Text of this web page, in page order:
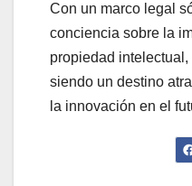
Con un marco legal
conciencia sobre la
propiedad
siendo un destino
la innovación en el